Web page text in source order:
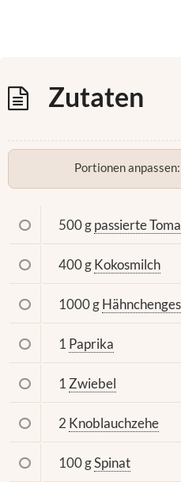
Zutaten
Portionen anpassen:
500 gpassierte
400 gKokosmilch
1000 g
1 Paprika
1 Zwiebel
2 Knoblauchzehe
100 gSpinat